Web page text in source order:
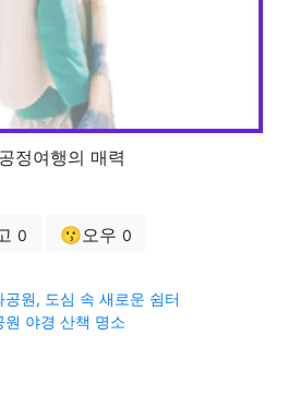
정여행의 매력
0 😗오우 0
원, 도심 속 새로운 쉼터
야경 산책 명소